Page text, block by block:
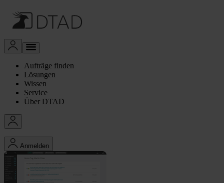
Aufträge finden
Lösungen
Wissen
Service
Über DTAD
Anmelden